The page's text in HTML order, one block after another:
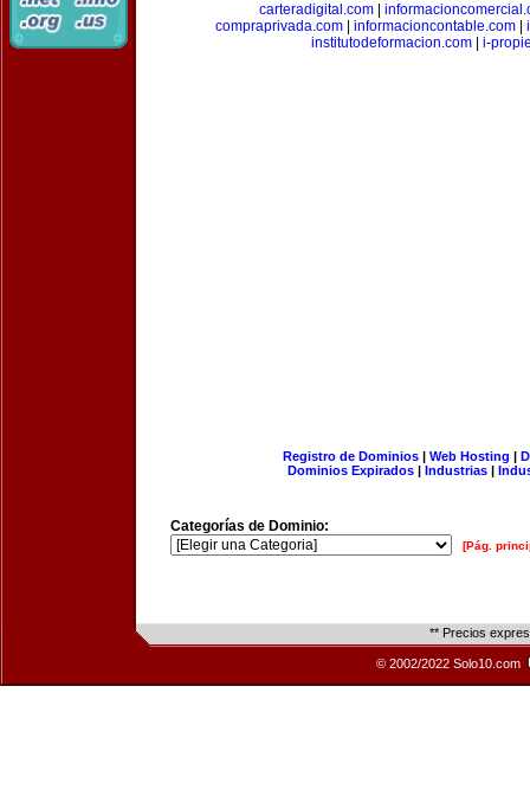
carteradigital.com
compraprivada.com
informacioncontable.com
institutodeformacion.com| i-
Registro de Dominios| Web Hosting |
Dominios Expirados | Industrias |
Categorías de Dominio:
[Pág.
** Precios
© 2002/2022 Solo10.com